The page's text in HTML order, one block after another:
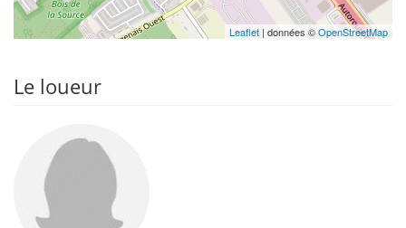
Leaflet | données ©OpenStreetMap
Le loueur